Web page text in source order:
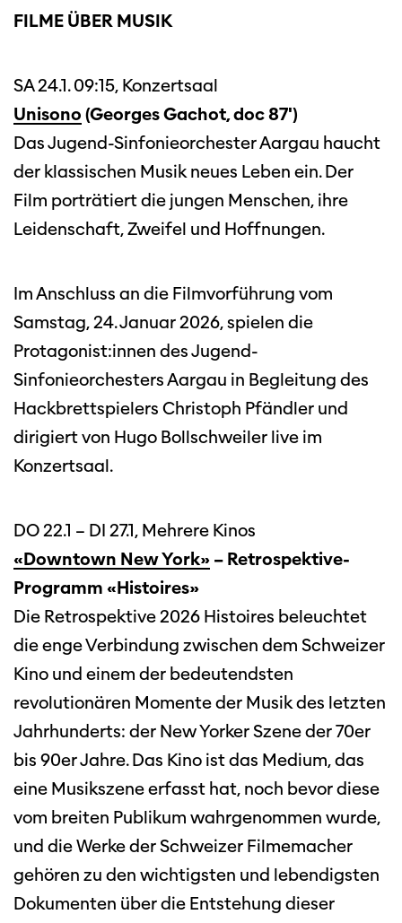
verwenden Sie einen anderen Browser.
FILME ÜBER MUSIK
SA 24.1. 09:15, Konzertsaal
Unisono (Georges Gachot, doc 87')
Das Jugend-Sinfonieorchester Aargau haucht
der klassischen Musik neues Leben ein. Der
Film porträtiert die jungen Menschen, ihre
Leidenschaft, Zweifel und Hoffnungen.
Im Anschluss an die Filmvorführung vom
Samstag, 24. Januar 2026, spielen die
Protagonist:innen des Jugend-
Sinfonieorchesters Aargau in Begleitung des
Hackbrettspielers Christoph Pfändler und
dirigiert von Hugo Bollschweiler live im
Konzertsaal.
DO 22.1 – DI 27.1, Mehrere Kinos
«Downtown New York» – Retrospektive-
Programm «Histoires»
Die Retrospektive 2026 Histoires beleuchtet
die enge Verbindung zwischen dem Schweizer
Kino und einem der bedeutendsten
revolutionären Momente der Musik des letzten
Jahrhunderts: der New Yorker Szene der 70er
bis 90er Jahre. Das Kino ist das Medium, das
eine Musikszene erfasst hat, noch bevor diese
vom breiten Publikum wahrgenommen wurde,
und die Werke der Schweizer Filmemacher
gehören zu den wichtigsten und lebendigsten
Dokumenten über die Entstehung dieser